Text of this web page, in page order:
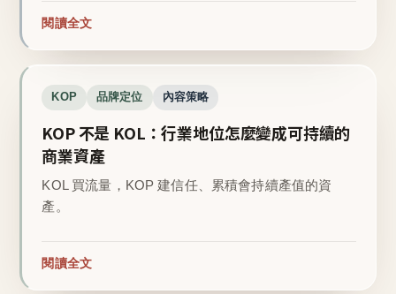
閱讀全文
KOP 品牌定位 內容策略
KOP 不是 KOL：行業地位怎麼變成可持續的
商業資產
KOL 買流量，KOP 建信任、累積會持續產值的資
產。
閱讀全文